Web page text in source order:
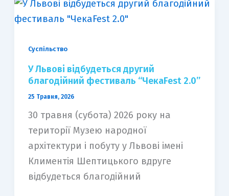
Суспільство
У Львові відбудеться другий
благодійний фестиваль “ЧекаFest 2.0”
25 Травня, 2026
30 травня (субота) 2026 року на
території Музею народної
архітектури і побуту у Львові імені
Климентія Шептицького вдруге
відбудеться благодійний